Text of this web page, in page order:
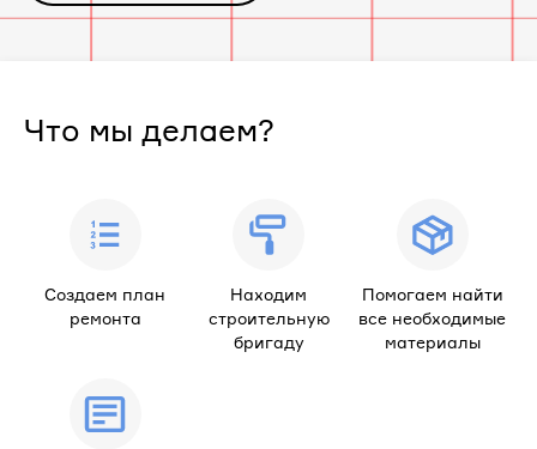
Что мы делаем?
Создаем план
ремонта
Находим
строительную
бригаду
Помогаем найти
все необходимые
материалы